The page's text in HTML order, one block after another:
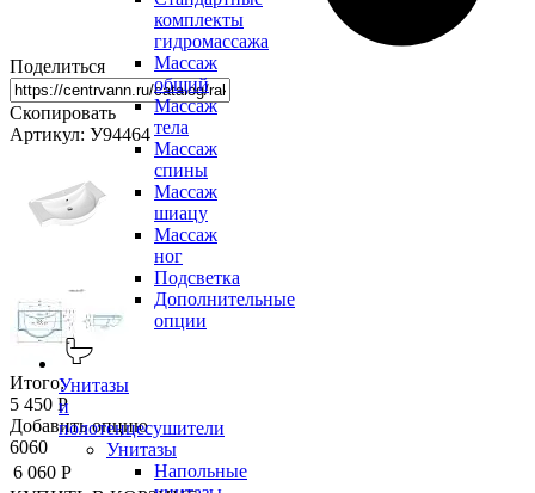
комплекты
гидромассажа
Массаж
общий
Массаж
тела
Массаж
спины
Массаж
шиацу
Массаж
ног
Подсветка
Дополнительные
опции
Унитазы
и
полотенцесушители
Унитазы
Напольные
Поделиться
Скопировать
Артикул: У94464
Итого:
5 450 Р
Добавить опцию
6060
6 060 Р